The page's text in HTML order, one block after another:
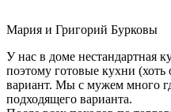
Мария и Григорий Бурковы
У нас в доме нестандартная
поэтому готовые кухни
вариант. Мы с мужем много
подходящего варианта.